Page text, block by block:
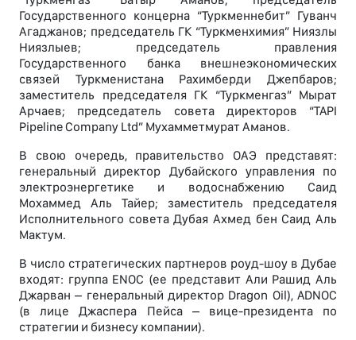
Государственного концерна “Туркменнебит” Гуванч
Агаджанов; председатель ГК “Туркменхимия” Ниязлы
Ниязлыев; председатель правления
Государственного банка внешнеэкономических
связей Туркменистана Рахимберди Джепбаров;
заместитель председателя ГК “Туркменгаз” Мырат
Арчаев; председатель совета директоров “TAPI
Pipeline Company Ltd” Мухамметмурат Аманов.
В свою очередь, правительство ОАЭ представят:
генеральный директор Дубайского управления по
электроэнергетике и водоснабжению Саид
Мохаммед Аль Тайер; заместитель председателя
Исполнительного совета Дубая Ахмед бен Саид Аль
Мактум.
В число стратегических партнеров роуд-шоу в Дубае
входят: группа ENOC (ее представит Али Рашид Аль
Джарван – генеральный директор Dragon Oil), ADNOC
(в лице Джаспера Пейса – вице-президента по
стратегии и бизнесу компании).